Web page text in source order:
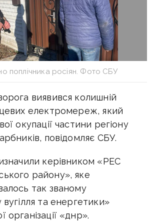
поплічника росіян. Фото СБУ
виявився колишній
електромереж, який
окупації частини регіону
повідомляє СБУ.
керівником «РЕС
району», яке
так званому
вугілля та енергетики»
організації «днр».